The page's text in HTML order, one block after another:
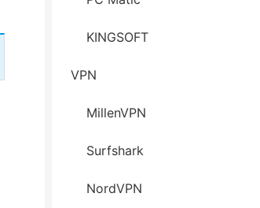
KINGSOFT
VPN
MillenVPN
Surfshark
NordVPN